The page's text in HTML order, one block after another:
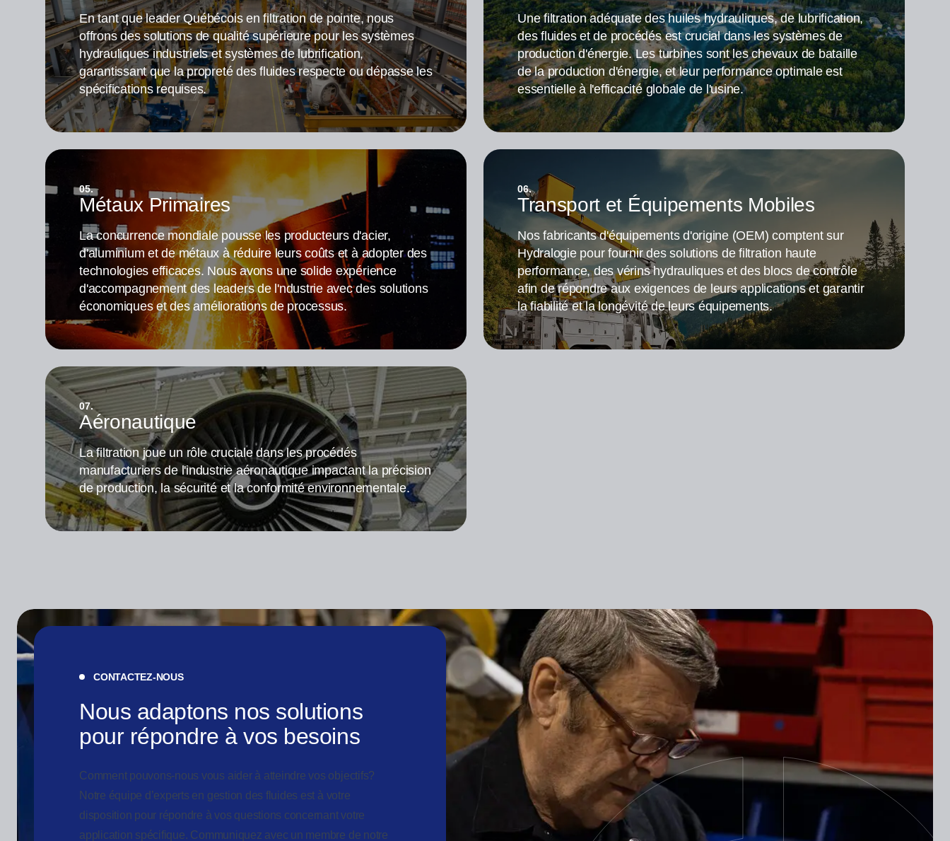
En tant que leader Québécois en filtration de pointe, nous
offrons des solutions de qualité supérieure pour les systèmes
hydrauliques industriels et systèmes de lubrification,
garantissant que la propreté des fluides respecte ou dépasse les
spécifications requises.
Une filtration adéquate des huiles hydrauliques, de lubrification,
des fluides et de procédés est crucial dans les systèmes de
production d'énergie. Les turbines sont les chevaux de bataille
de la production d'énergie, et leur performance optimale est
essentielle à l'efficacité globale de l'usine.
05.
Métaux Primaires
La concurrence mondiale pousse les producteurs d'acier,
d'aluminium et de métaux à réduire leurs coûts et à adopter des
technologies efficaces. Nous avons une solide expérience
d'accompagnement des leaders de l'ndustrie avec des solutions
économiques et des améliorations de processus.
06.
Transport et Équipements Mobiles
Nos fabricants d'équipements d'origine (OEM) comptent sur
Hydralogie pour fournir des solutions de filtration haute
performance, des vérins hydrauliques et des blocs de contrôle
afin de répondre aux exigences de leurs applications et garantir
la fiabilité et la longévité de leurs équipements.
07.
Aéronautique
La filtration joue un rôle cruciale dans les procédés
manufacturiers de l'industrie aéronautique impactant la précision
de production, la sécurité et la conformité environnementale.
CONTACTEZ-NOUS
Nous adaptons nos solutions
pour répondre à vos besoins
Comment pouvons-nous vous aider à atteindre vos objectifs?
Notre équipe d’experts en gestion des fluides est à votre
disposition pour répondre à vos questions concernant votre
application spécifique. Communiquez avec un membre de notre